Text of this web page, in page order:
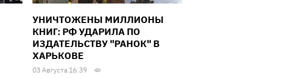
УНИЧТОЖЕНЫ МИЛЛИОНЫ
КНИГ: РФ УДАРИЛА ПО
ИЗДАТЕЛЬСТВУ "РАНОК" В
ХАРЬКОВЕ
03 Августа 16:39